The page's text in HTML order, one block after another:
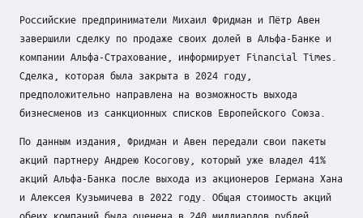
в
ф
о
к
с
е
Российские предприниматели Михаил Фридман и Пётр Авен
завершили сделку по продаже своих долей в Альфа-Банке и
компании Альфа-Страхование, информирует Financial Times.
Сделка, которая была закрыта в 2024 году,
предположительно направлена на возможность выхода
бизнесменов из санкционных списков Европейского Союза.
По данным издания, Фридман и Авен передали свои пакеты
акций партнеру Андрею Косогову, который уже владел 41%
акций Альфа-Банка после выхода из акционеров Германа Хана
и Алексея Кузьмичева в 2022 году. Общая стоимость акций